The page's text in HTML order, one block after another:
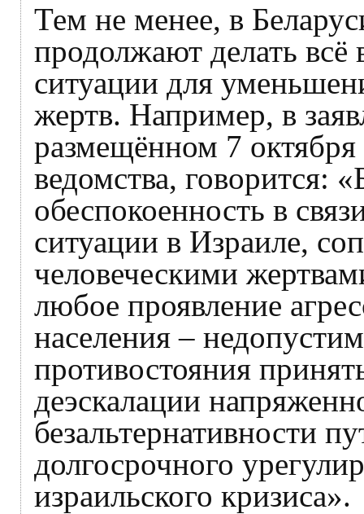
Тем не менее, в
продолжают делать
ситуации для
жертв. Например, в
размещённом 7
ведомства, говорится:
обеспокоенность в
ситуации в Израиле,
человеческими
любое проявление
населения –
противостояния
деэскалации
безальтернативности
долгосрочного
израильского кризиса».